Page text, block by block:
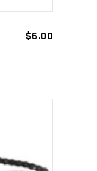
$6.00